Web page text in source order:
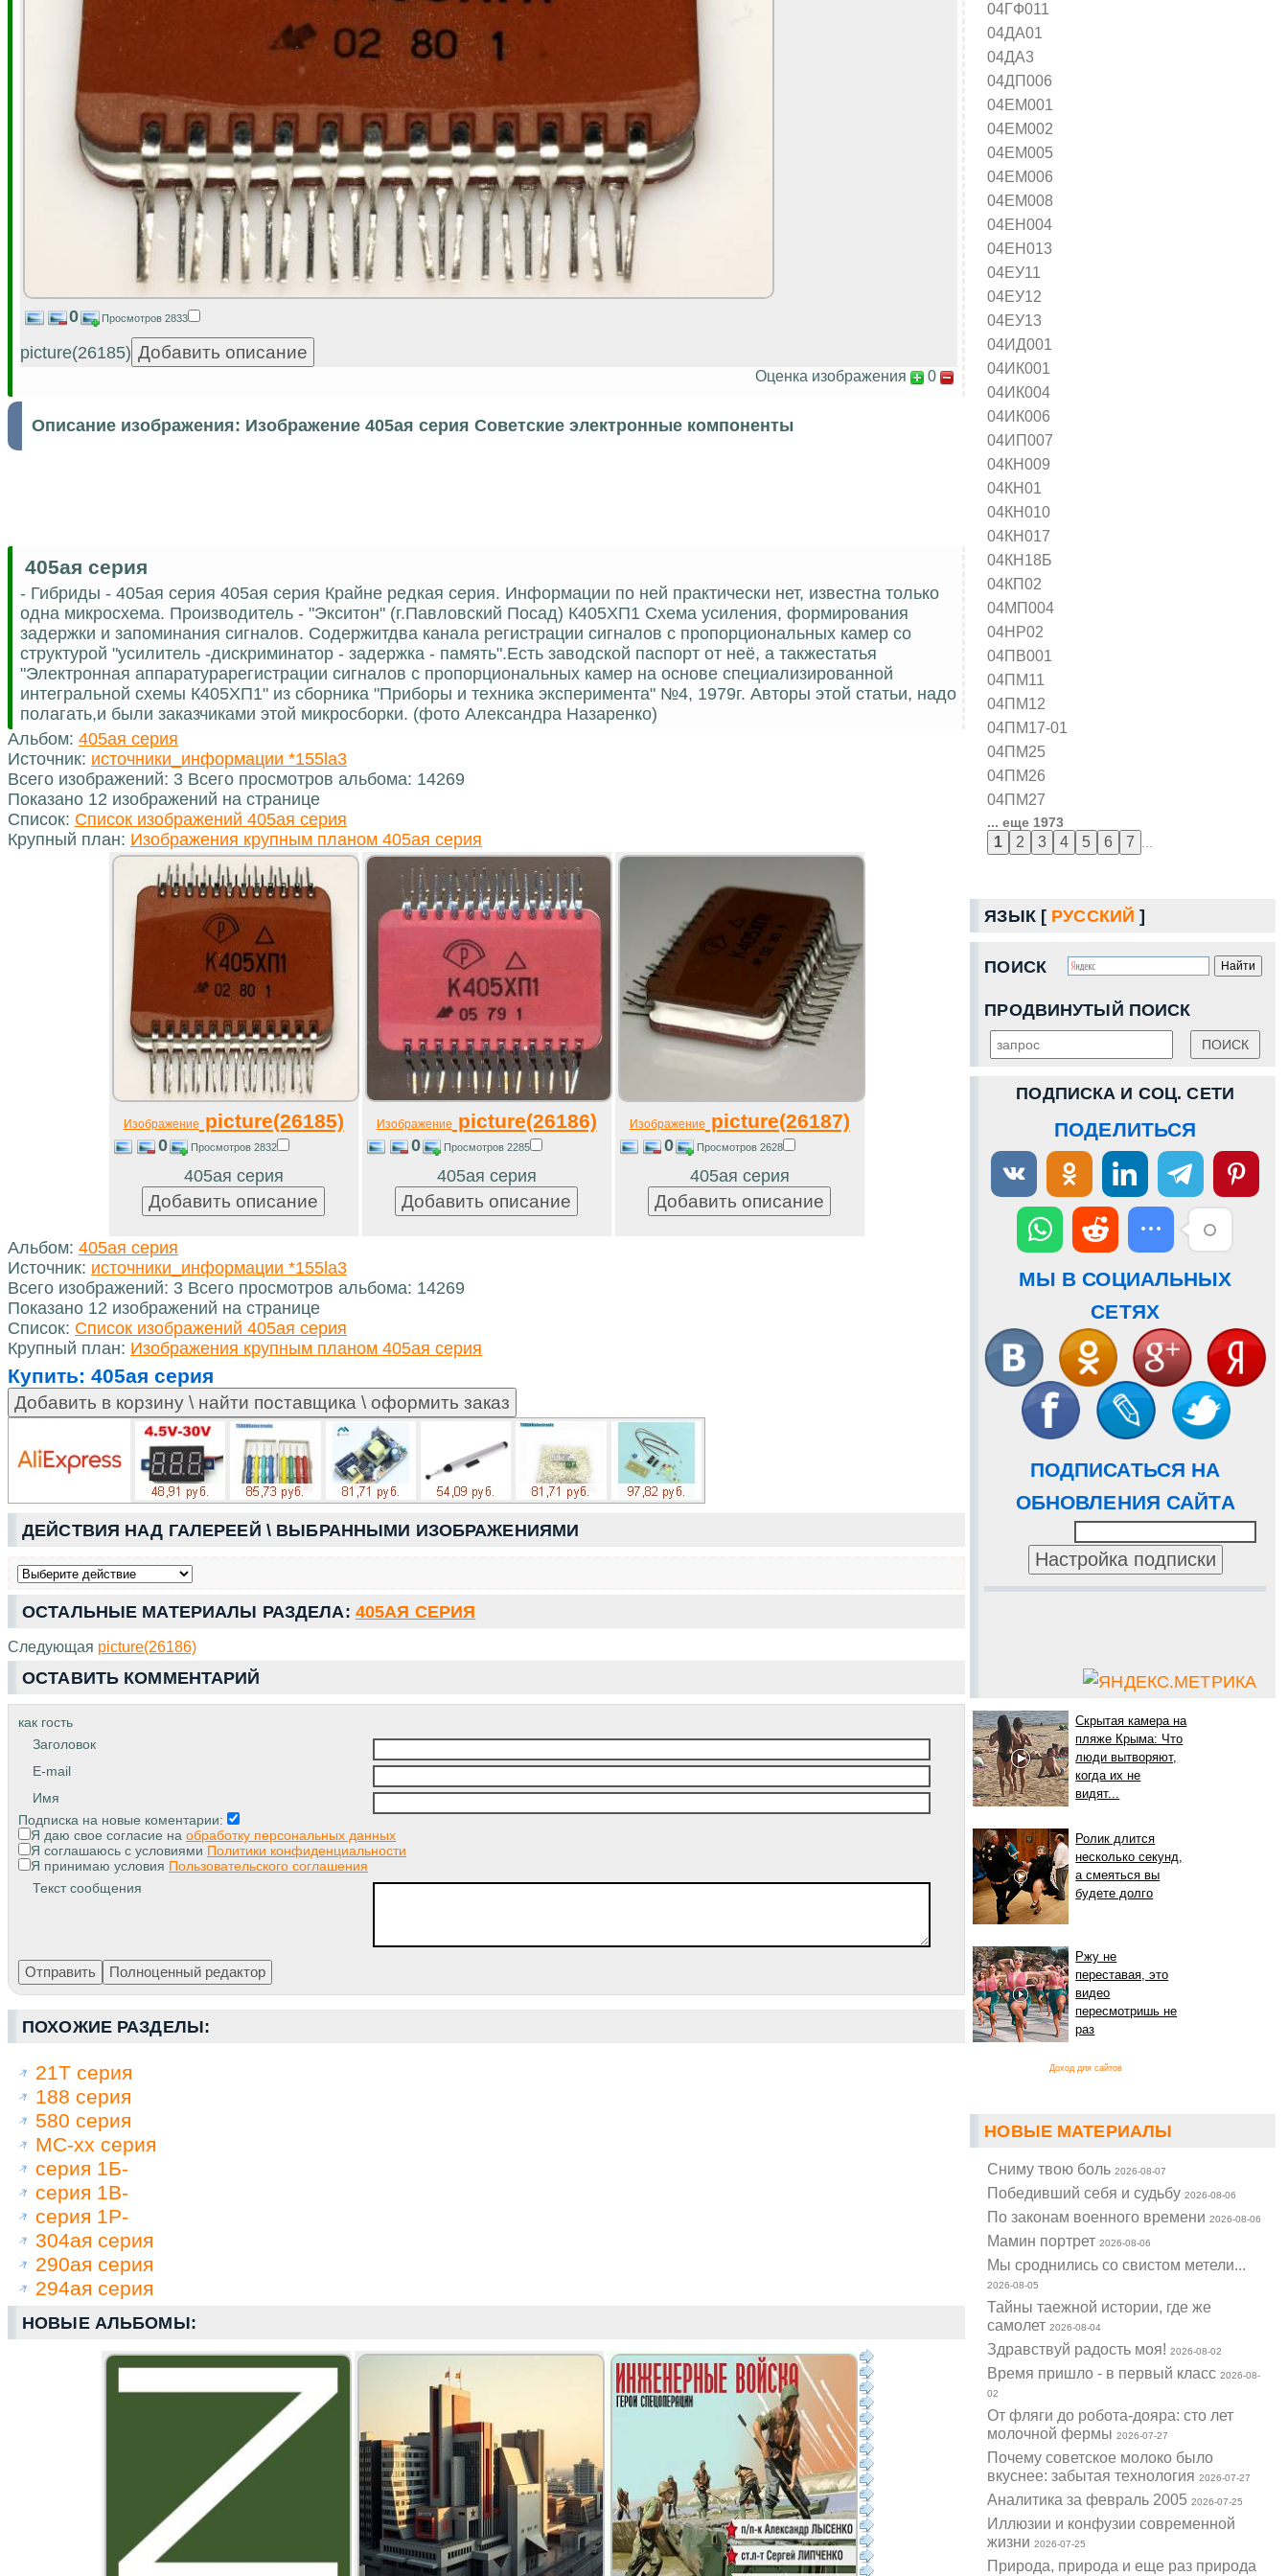
04ГФ011
04ДА01
04ДА3
04ДП006
04ЕМ001
04ЕМ002
04ЕМ005
04ЕМ006
04ЕМ008
04ЕН004
04ЕН013
04ЕУ11
04ЕУ12
04ЕУ13
04ИД001
04ИК001
04ИК004
04ИК006
04ИП007
04КН009
04КН01
04КН010
04КН017
04КН18Б
04КП02
04МП004
04НР02
04ПВ001
04ПМ11
04ПМ12
04ПМ17-01
04ПМ25
04ПМ26
04ПМ27
... еще 1973
ЯЗЫК [ РУССКИЙ ]
ПОИСК
ПРОДВИНУТЫЙ ПОИСК
ПОДПИСКА И СОЦ. СЕТИ
ПОДЕЛИТЬСЯ
МЫ В СОЦИАЛЬНЫХ
СЕТЯХ
ПОДПИСАТЬСЯ НА
ОБНОВЛЕНИЯ САЙТА
Скрытая камера на
пляже Крыма: Что
люди вытворяют,
когда их не
видят...
Ролик длится
несколько секунд,
а смеяться вы
будете долго
Ржу не
переставая, это
видео
пересмотришь не
раз
Доход для сайтов
НОВЫЕ МАТЕРИАЛЫ
Cниму твою боль2026-08-07
Победивший себя и судьбу2026-08-06
По законам военного времени2026-08-06
Мамин портрет2026-08-06
Мы сроднились со свистом метели...
2026-08-05
Тайны таежной истории, где же
самолет2026-08-04
Здравствуй радость моя!2026-08-02
Время пришло - в первый класс2026-08-
02
От фляги до робота-дояра: сто лет
молочной фермы2026-07-27
Почему советское молоко было
вкуснее: забытая технология2026-07-27
Аналитика за февраль 20052026-07-25
Иллюзии и конфузии современной
жизни2026-07-25
Природа, природа и еще раз природа
0 Просмотров 2833
picture(26185)
Оценка изображения 0
Описание изображения: Изображение 405ая серия Советские электронные компоненты
405ая серия
- Гибриды - 405ая серия 405ая серия Крайне редкая серия. Информации по ней практически нет, известна только
одна микросхема. Производитель - "Экситон" (г.Павловский Посад) К405ХП1 Схема усиления, формирования
задержки и запоминания сигналов. Содержитдва канала регистрации сигналов с пропорциональных камер со
структурой "усилитель -дискриминатор - задержка - память".Есть заводской паспорт от неё, а такжестатья
"Электронная аппаратурарегистрации сигналов с пропорциональных камер на основе специализированной
интегральной схемы К405ХП1" из сборника "Приборы и техника эксперимента" №4, 1979г. Авторы этой статьи, надо
полагать,и были заказчиками этой микросборки. (фото Александра Назаренко)
Альбом: 405ая серия
Источник: источники_информации *155la3
Всего изображений: 3 Всего просмотров альбома: 14269
Показано 12 изображений на странице
Список: Список изображений 405ая серия
Крупный план: Изображения крупным планом 405ая серия
Изображение picture(26185)
0 Просмотров 2832
405ая серия
Изображение picture(26186)
0 Просмотров 2285
405ая серия
Изображение picture(26187)
0 Просмотров 2628
405ая серия
Альбом: 405ая серия
Источник: источники_информации *155la3
Всего изображений: 3 Всего просмотров альбома: 14269
Показано 12 изображений на странице
Список: Список изображений 405ая серия
Крупный план: Изображения крупным планом 405ая серия
Купить: 405ая серия
ДЕЙСТВИЯ НАД ГАЛЕРЕЕЙ \ ВЫБРАННЫМИ ИЗОБРАЖЕНИЯМИ
ОСТАЛЬНЫЕ МАТЕРИАЛЫ РАЗДЕЛА: 405АЯ СЕРИЯ
Следующая picture(26186)
ОСТАВИТЬ КОММЕНТАРИЙ
как гость
Заголовок
E-mail
Имя
Подписка на новые коментарии:
Я даю свое согласие на обработку персональных данных
Я соглашаюсь с условиями Политики конфиденциальности
Я принимаю условия Пользовательского соглашения
Текст сообщения
ПОХОЖИЕ РАЗДЕЛЫ:
21Т серия
188 серия
580 серия
МС-хх серия
серия 1Б-
серия 1В-
серия 1Р-
304ая серия
290ая серия
294ая серия
НОВЫЕ АЛЬБОМЫ: